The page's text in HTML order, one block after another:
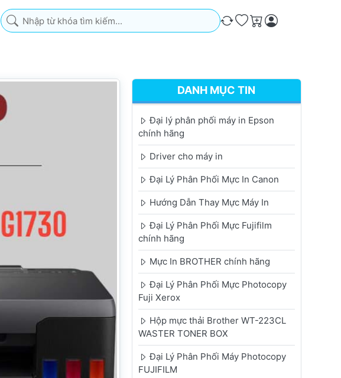
Nhập từ khóa tìm kiếm. Kết quả sẽ tự động xuất hiện khi bạn nhập. Nhấn phím
So sánh
Ưa thích
Giỏ hàng
DANH MỤC TIN
Đại lý phân phối máy in Epson
chính hãng
Driver cho máy in
Đại Lý Phân Phối Mực In Canon
Hướng Dẫn Thay Mực Máy In
Đại Lý Phân Phối Mực Fujifilm
chính hãng
Mực In BROTHER chính hãng
Đại Lý Phân Phối Mực Photocopy
Fuji Xerox
Hộp mực thải Brother WT-223CL
WASTER TONER BOX
Đại Lý Phân Phối Máy Photocopy
FUJIFILM